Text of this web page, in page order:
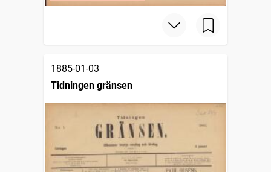
1885-01-03
Tidningen gränsen